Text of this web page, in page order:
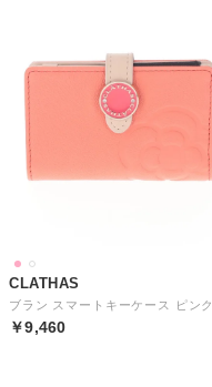
CLATHAS
ブラン スマートキーケース ピンク
￥9,460